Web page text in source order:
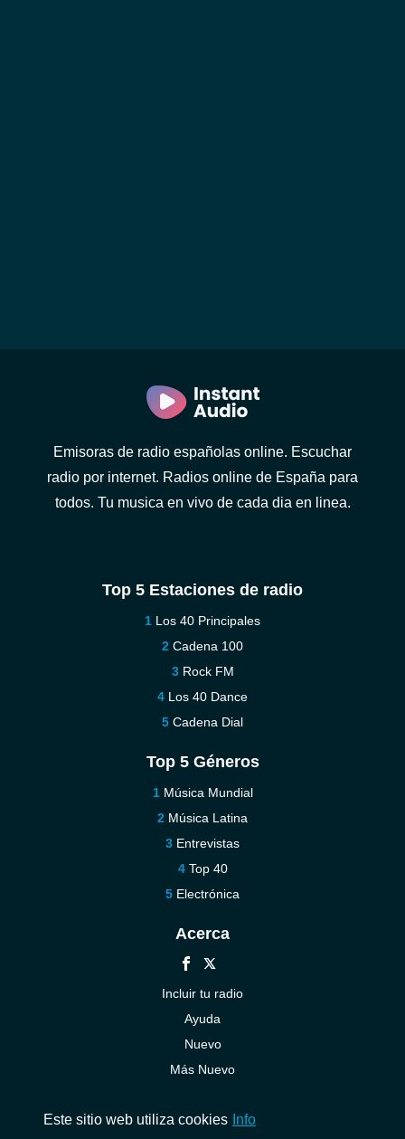
Emisoras de radio españolas online. Escuchar
radio por internet. Radios online de España para
todos. Tu musica en vivo de cada dia en linea.
Top 5 Estaciones de radio
Los 40 Principales
Cadena 100
Rock FM
Los 40 Dance
Cadena Dial
Top 5 Géneros
Música Mundial
Música Latina
Entrevistas
Top 40
Electrónica
Acerca
Incluir tu radio
Ayuda
Nuevo
Más Nuevo
Este sitio web utiliza cookies Info